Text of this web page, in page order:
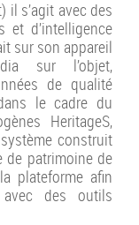
il s’agit avec des
et d’intelligence
sur son appareil
sur l’objet,
de qualité
le cadre du
HeritageS,
construit
de patrimoine de
plateforme afin
des outils